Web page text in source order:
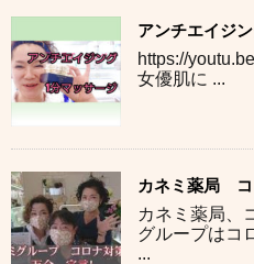
アンチエイジ
https://
女優肌に ...
カネミ薬局
カネミ薬局、
グループはコ
...